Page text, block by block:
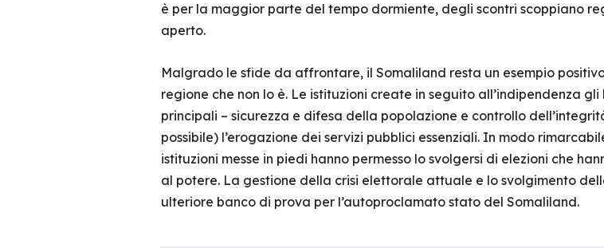
è per la maggior parte del tempo dormiente, degli scontri scoppiano
aperto.
Malgrado le sfide da affrontare, il Somaliland resta un esempio
regione che non lo è. Le istituzioni create in seguito all’indipendenza
principali – sicurezza e difesa della popolazione e controllo
possibile) l’erogazione dei servizi pubblici essenziali. In modo
istituzioni messe in piedi hanno permesso lo svolgersi di elezioni che
al potere. La gestione della crisi elettorale attuale e lo svolgimento
ulteriore banco di prova per l’autoproclamato stato del Somaliland.